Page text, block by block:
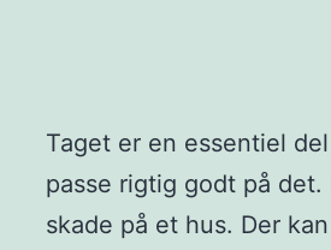
Taget er en essentiel
passe rigtig godt på
skade på et hus. Der